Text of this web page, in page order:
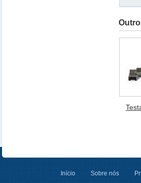
Início Sobre nós